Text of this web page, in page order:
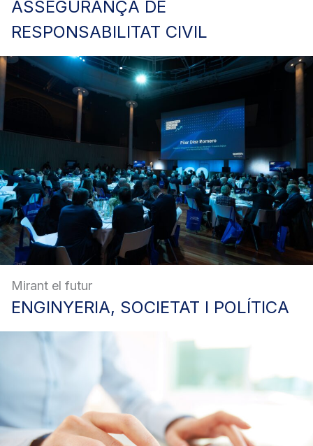
ASSEGURANÇA DE
RESPONSABILITAT CIVIL
Mirant el futur
ENGINYERIA, SOCIETAT I POLÍTICA